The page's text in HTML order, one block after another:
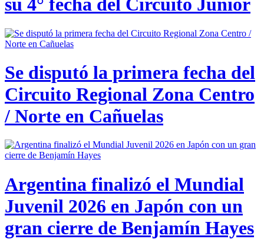
Se disputó la primera fecha del
Circuito Regional Zona Centro
/ Norte en Cañuelas
Argentina finalizó el Mundial
Juvenil 2026 en Japón con un
gran cierre de Benjamín Hayes